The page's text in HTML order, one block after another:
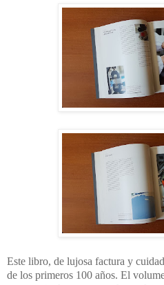
Este libro, de lujosa factura y
de los primeros 100 años. El